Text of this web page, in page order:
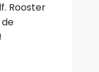
Rooster